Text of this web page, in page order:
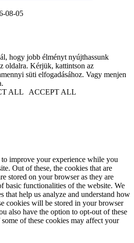
08-05
hogy jobb élményt nyújthassunk
oldalra. Kérjük, kattintson az
süti elfogadásához. Vagy menjen
ALL ACCEPT ALL
improve your experience while you
Out of these, the cookies that are
stored on your browser as they are
basic functionalities of the website. We
that help us analyze and understand how
cookies will be stored in your browser
also have the option to opt-out of these
of these cookies may affect your